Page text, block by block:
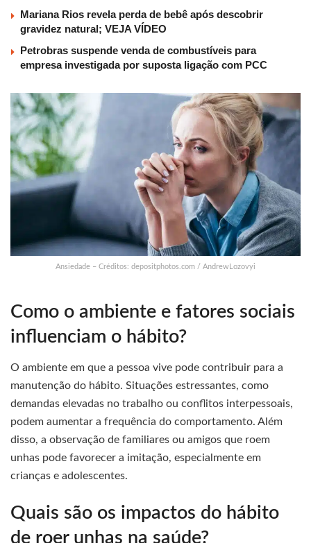
Mariana Rios revela perda de bebê após descobrir
gravidez natural; VEJA VÍDEO
Petrobras suspende venda de combustíveis para
empresa investigada por suposta ligação com PCC
Ansiedade – Créditos: depositphotos.com / AndrewLozovyi
Como o ambiente e fatores sociais
influenciam o hábito?
O ambiente em que a pessoa vive pode contribuir para a
manutenção do hábito. Situações estressantes, como
demandas elevadas no trabalho ou conflitos interpessoais,
podem aumentar a frequência do comportamento. Além
disso, a observação de familiares ou amigos que roem
unhas pode favorecer a imitação, especialmente em
crianças e adolescentes.
Quais são os impactos do hábito
de roer unhas na saúde?